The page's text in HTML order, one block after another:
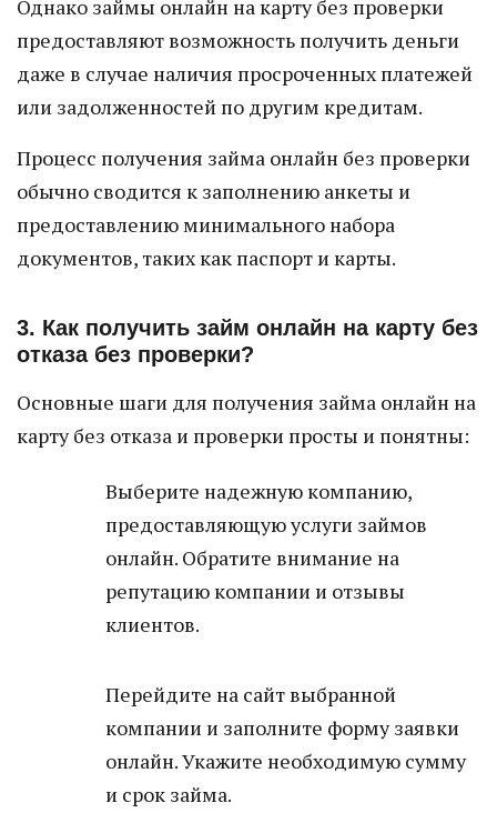
Однако займы онлайн на карту без проверки
предоставляют возможность получить деньги
даже в случае наличия просроченных платежей
или задолженностей по другим кредитам.
Процесс получения займа онлайн без проверки
обычно сводится к заполнению анкеты и
предоставлению минимального набора
документов, таких как паспорт и карты.
3. Как получить займ онлайн на карту без
отказа без проверки?
Основные шаги для получения займа онлайн на
карту без отказа и проверки просты и понятны:
Выберите надежную компанию,
предоставляющую услуги займов
онлайн. Обратите внимание на
репутацию компании и отзывы
клиентов.
Перейдите на сайт выбранной
компании и заполните форму заявки
онлайн. Укажите необходимую сумму
и срок займа.